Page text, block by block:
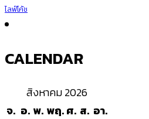
ไลฟ์โค้ช
CALENDAR
สิงหาคม 2026
จ. อ. พ. พฤ.ศ. ส. อา.